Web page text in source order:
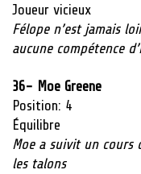
Joueur vicieux
Félope n’est jamais
aucune compétence
36- Moe Greene
Position: 4
Équilibre
Moe a suivit un cours
les talons